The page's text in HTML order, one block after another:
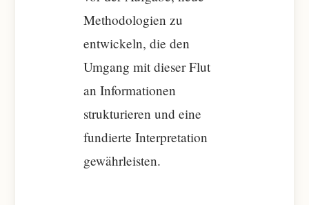
Methodologien zu
entwickeln, die den
Umgang mit dieser Flut
an Informationen
strukturieren und eine
fundierte Interpretation
gewährleisten.